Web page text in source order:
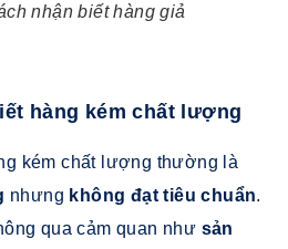
nhận biết hàng giả
hàng kém chất lượng
kém chất lượng thường là
nhưng không đạt tiêu chuẩn.
qua cảm quan như sản